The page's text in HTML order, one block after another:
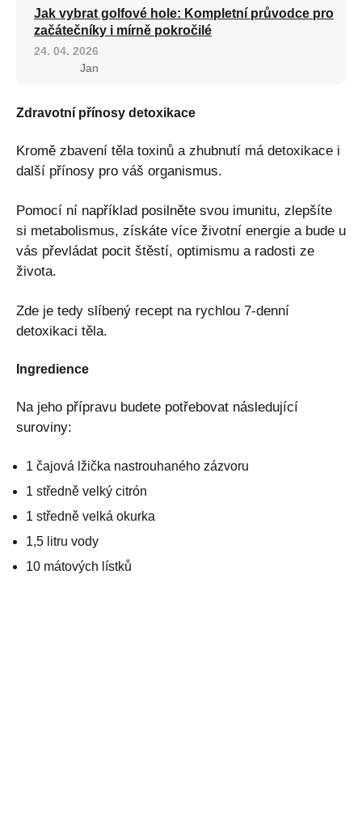
Jak vybrat golfové hole: Kompletní průvodce pro
začátečníky i mírně pokročilé
24. 04. 2026
Jan
Zdravotní přínosy detoxikace
Kromě zbavení těla toxinů a zhubnutí má detoxikace i
další přínosy pro váš organismus.
Pomocí ní například posilněte svou imunitu, zlepšíte
si metabolismus, získáte více životní energie a bude u
vás převládat pocit štěstí, optimismu a radosti ze
života.
Zde je tedy slíbený recept na rychlou 7-denní
detoxikaci těla.
Ingredience
Na jeho přípravu budete potřebovat následující
suroviny:
1 čajová lžička nastrouhaného zázvoru
1 středně velký citrón
1 středně velká okurka
1,5 litru vody
10 mátových lístků